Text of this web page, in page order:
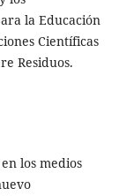
la Educación
Científicas
Residuos.
los medios